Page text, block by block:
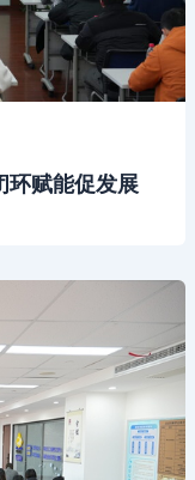
环赋能促发展